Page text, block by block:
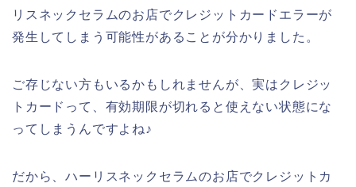
リスネックセラムのお店でクレジットカードエラーが
発生してしまう可能性があることが分かりました。
ご存じない方もいるかもしれませんが、実はクレジッ
トカードって、有効期限が切れると使えない状態にな
ってしまうんですよね♪
だから、ハーリスネックセラムのお店でクレジットカ